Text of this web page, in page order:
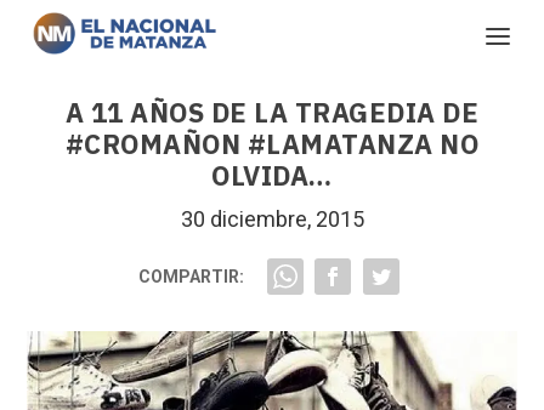
A 11 AÑOS DE LA TRAGEDIA DE
#CROMAÑON #LAMATANZA NO
OLVIDA…
30 diciembre, 2015
COMPARTIR: